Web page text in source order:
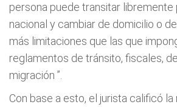
persona puede transitar
nacional y cambiar de domicilio o
más limitaciones que las que
reglamentos de tránsito, fiscales,
migración ”.
Con base a esto, el jurista calificó